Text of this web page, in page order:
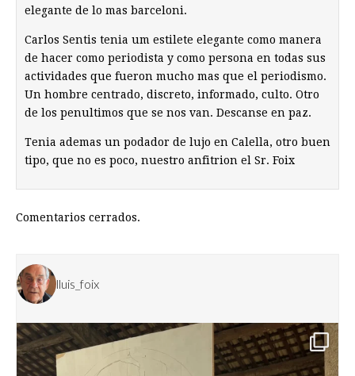
elegante de lo mas barceloni.
Carlos Sentis tenia um estilete elegante como manera
de hacer como periodista y como persona en todas sus
actividades que fueron mucho mas que el periodismo.
Un hombre centrado, discreto, informado, culto. Otro
de los penultimos que se nos van. Descanse en paz.
Tenia ademas un podador de lujo en Calella, otro buen
tipo, que no es poco, nuestro anfitrion el Sr. Foix
Comentarios cerrados.
lluis_foix